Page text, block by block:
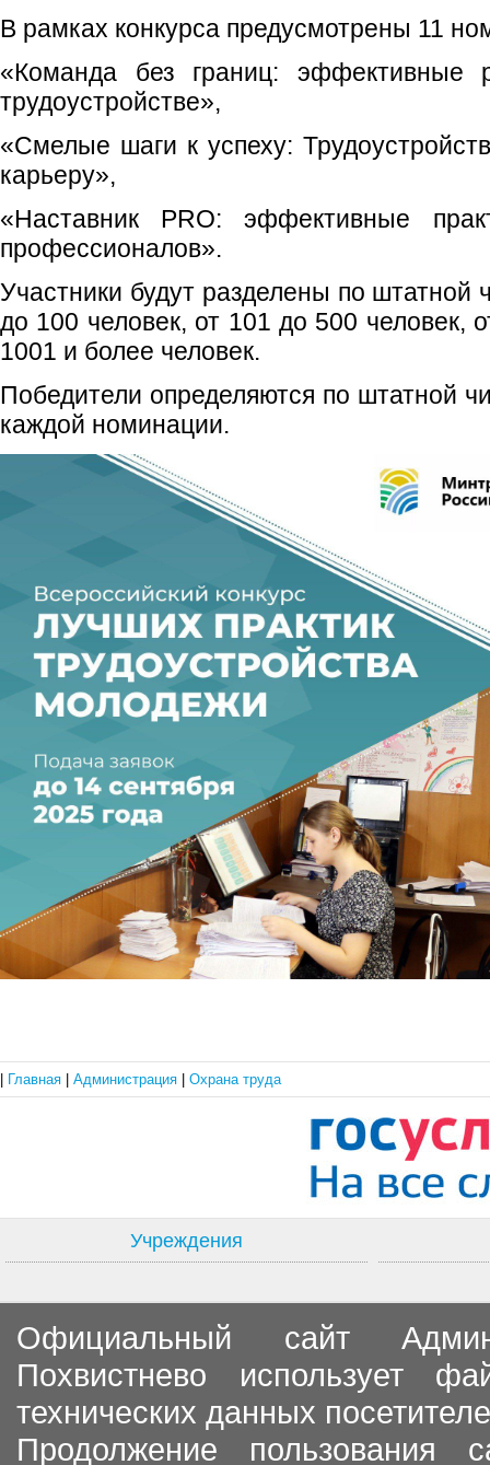
В рамках конкурса предусмотрены 11
«Команда без границ: эффективные
трудоустройстве»,
«Смелые шаги к успеху:
карьеру»,
«Наставник PRO: эффективные
профессионалов».
Участники будут разделены по штатной
до 100 человек, от 101 до 500 человек,
1001 и более человек.
Победители определяются по штатной
каждой номинации.
Главная Администрация Охрана труда
Учреждения
Официальный сайт
Похвистнево использует
технических данных
Продолжение пользования